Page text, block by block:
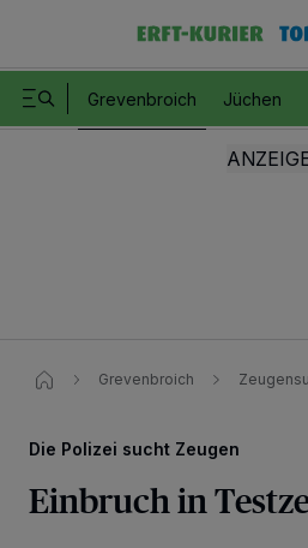
Grevenbroich Jüchen
Grevenbroich
Die Polizei sucht Zeugen
Einbruch in
Wir und unsere218-Partner speichern und